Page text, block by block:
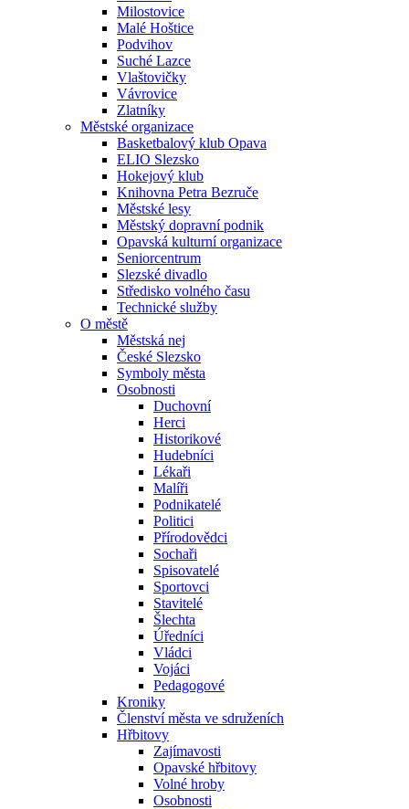
Milostovice
Malé Hoštice
Podvihov
Suché Lazce
Vlaštovičky
Vávrovice
Zlatníky
Městské organizace
Basketbalový klub Opava
ELIO Slezsko
Hokejový klub
Knihovna Petra Bezruče
Městské lesy
Městský dopravní podnik
Opavská kulturní organizace
Seniorcentrum
Slezské divadlo
Středisko volného času
Technické služby
O městě
Městská nej
České Slezsko
Symboly města
Osobnosti
Duchovní
Herci
Historikové
Hudebníci
Lékaři
Malíři
Podnikatelé
Politici
Přírodovědci
Sochaři
Spisovatelé
Sportovci
Stavitelé
Šlechta
Úředníci
Vládci
Vojáci
Pedagogové
Kroniky
Členství města ve sdruženích
Hřbitovy
Zajímavosti
Opavské hřbitovy
Volné hroby
Osobnosti